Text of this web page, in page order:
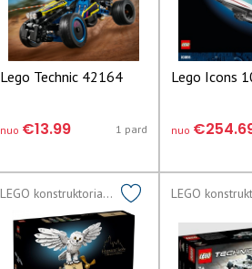
Lego Technic 42164
nuo €13.99 1 pard
Lego Icons
nuo
LEGO konstruktoriai lego